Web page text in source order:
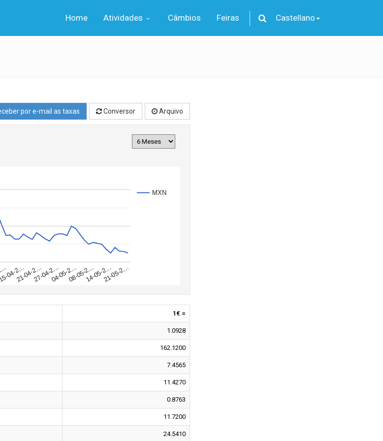
Home Atividades Câmbios Feiras Castellano
por e-mail as taxas Conversor Arquivo
MXN
04-2…
21-04-2…27-04-2…04-05-2…08-05-2…14-05-2…21-05-2…
1€ =
1.0928
162.1200
7.4565
11.4270
0.8763
11.7200
24.5410